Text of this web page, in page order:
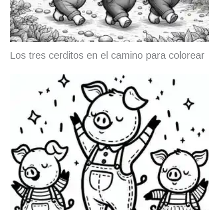
Los tres cerditos en el camino para colorear